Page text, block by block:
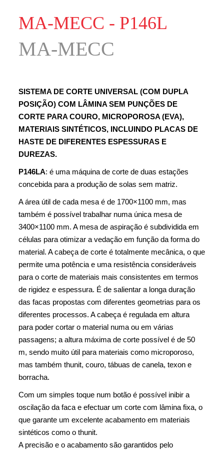
MA-MECC - P146L
MA-MECC
SISTEMA DE CORTE UNIVERSAL (COM DUPLA
POSIÇÃO) COM LÂMINA SEM PUNÇÕES DE
CORTE PARA COURO, MICROPOROSA (EVA),
MATERIAIS SINTÉTICOS, INCLUINDO PLACAS DE
HASTE DE DIFERENTES ESPESSURAS E
DUREZAS.
P146LA: é uma máquina de corte de duas estações
concebida para a produção de solas sem matriz.
A área útil de cada mesa é de 1700×1100 mm, mas
também é possível trabalhar numa única mesa de
3400×1100 mm. A mesa de aspiração é subdividida em
células para otimizar a vedação em função da forma do
material. A cabeça de corte é totalmente mecânica, o que
permite uma potência e uma resistência consideráveis
para o corte de materiais mais consistentes em termos
de rigidez e espessura. É de salientar a longa duração
das facas propostas com diferentes geometrias para os
diferentes processos. A cabeça é regulada em altura
para poder cortar o material numa ou em várias
passagens; a altura máxima de corte possível é de 50
m, sendo muito útil para materiais como microporoso,
mas também thunit, couro, tábuas de canela, texon e
borracha.
Com um simples toque num botão é possível inibir a
oscilação da faca e efectuar um corte com lâmina fixa, o
que garante um excelente acabamento em materiais
sintéticos como o thunit.
A precisão e o acabamento são garantidos pelo